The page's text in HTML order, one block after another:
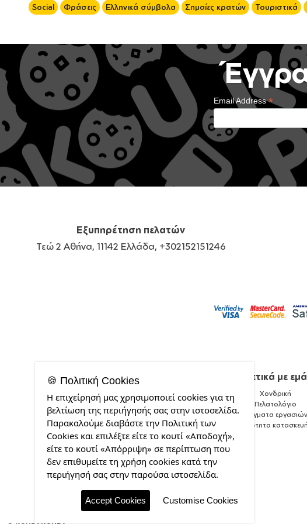
Social
Φράσεις Ελληνικά σύμβολα Σημαίες κρατών Τουριστικά
Email Address*
Εξυπηρέτηση πελατών
Τεώ 2 Αθήνα, 11142 Ελλάδα, +302152151246
Σχετικά με
Χονδρική
Πελατολόγιο
Δείγματα εργασιών
Ποιότητα
🍪 Πολιτική Cookies
Η επιχείρησή μας χρησιμοποιεί cookies για τη
βελτίωση της περιήγησής σας στην ιστοσελίδα.
Παρακαλούμε διαβάστε την Πολιτική των
Cookies και επιλέξτε είτε το κουτί «Αποδοχή»,
είτε το κουτί «Απόρριψη» σε περίπτωση που
δεν επιθυμείτε τη χρήση cookies κατά την
περιήγησή σας στην παρούσα ιστοσελίδα.
Accept Cookies Customise Cookies